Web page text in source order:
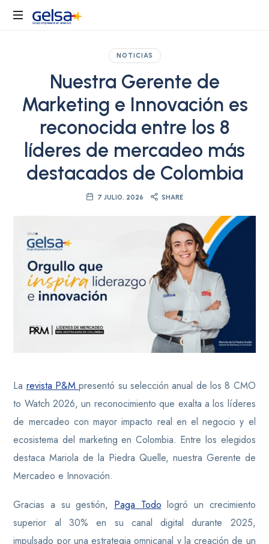
Gelsa
empresarial
en
servicios
transaccionales
para
NOTICIAS
Nuestra Gerente de
Marketing e Innovación es
reconocida entre los 8
líderes de mercadeo más
destacados de Colombia
7 JULIO, 2026 SHARE
La revista P&Mpresentó su selección anual de los 8 CMO
to Watch 2026, un reconocimiento que exalta a los líderes
de mercadeo con mayor impacto real en el negocio y el
ecosistema del marketing en Colombia. Entre los elegidos
destaca Mariola de la Piedra Quelle, nuestra Gerente de
Mercadeo e Innovación.
Gracias a su gestión, Paga Todo logró un crecimiento
superior al 30% en su canal digital durante 2025,
impulsado por una estrategia omnicanal y la creación de un